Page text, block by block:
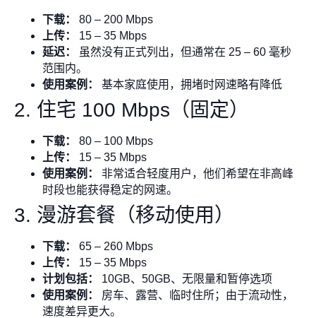
下载：
80 – 200 Mbps
上传：
15 – 35 Mbps
延迟：
虽然没有正式列出，但通常在 25 – 60 毫秒
范围内。
使用案例：
基本家庭使用，拥堵时网速略有降低
2. 住宅 100 Mbps（固定）
下载：
80 – 100 Mbps
上传：
15 – 35 Mbps
使用案例：
非常适合轻度用户，他们希望在非高峰
时段也能获得稳定的网速。
3. 漫游套餐（移动使用）
下载：
65 – 260 Mbps
上传：
15 – 35 Mbps
计划包括：
10GB、50GB、无限量和暂停选项
使用案例：
房车、露营、临时住所；由于流动性，
速度差异更大。